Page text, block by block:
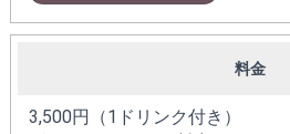
料金
3,500円（1ドリンク付き）